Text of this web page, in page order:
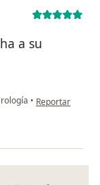
a su
• en opinión del
Reportar